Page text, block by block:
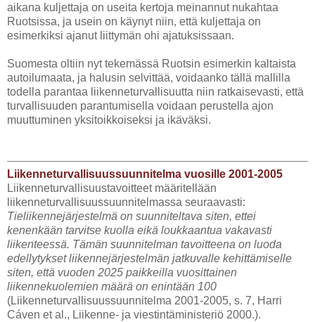
aikana kuljettaja on useita kertoja meinannut nukahtaa
Ruotsissa, ja usein on käynyt niin, että kuljettaja on
esimerkiksi ajanut liittymän ohi ajatuksissaan.
Suomesta oltiin nyt tekemässä Ruotsin esimerkin kaltaista
autoilumaata, ja halusin selvittää, voidaanko tällä mallilla
todella parantaa liikenneturvallisuutta niin ratkaisevasti, että
turvallisuuden parantumisella voidaan perustella ajon
muuttuminen yksitoikkoiseksi ja ikäväksi.
Liikenneturvallisuussuunnitelma vuosille 2001-2005
Liikenneturvallisuustavoitteet määritellään
liikenneturvallisuussuunnitelmassa seuraavasti:
Tieliikennejärjestelmä on suunniteltava siten, ettei
kenenkään tarvitse kuolla eikä loukkaantua vakavasti
liikenteessä. Tämän suunnitelman tavoitteena on luoda
edellytykset liikennejärjestelmän jatkuvalle kehittämiselle
siten, että vuoden 2025 paikkeilla vuosittainen
liikennekuolemien määrä on enintään 100
(Liikenneturvallisuussuunnitelma 2001-2005, s. 7, Harri
Cáven et al., Liikenne- ja viestintäministeriö 2000.).